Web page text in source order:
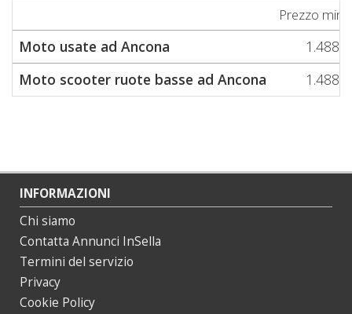
Prezzo
Moto usate ad Ancona
1.488
Moto scooter ruote basse ad Ancona
1.488
INFORMAZIONI
Chi siamo
Contatta Annunci InSella
Termini del servizio
Privacy
Cookie Policy